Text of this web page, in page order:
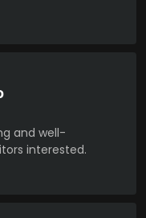
and well-
interested.